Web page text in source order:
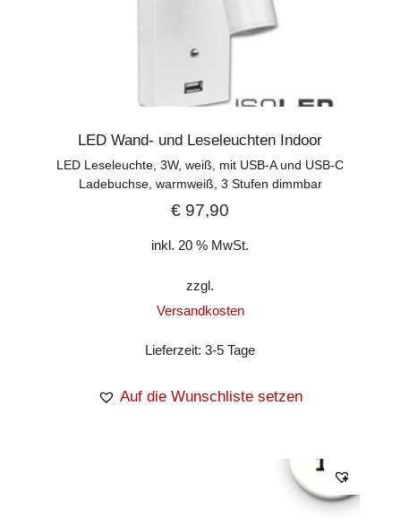
LED Wand- und Leseleuchten Indoor
LED Leseleuchte, 3W, weiß, mit USB-A und USB-C
Ladebuchse, warmweiß, 3 Stufen dimmbar
€ 97,90
inkl. 20 % MwSt.
zzgl.
Versandkosten
Lieferzeit:3-5 Tage
Auf die Wunschliste setzen